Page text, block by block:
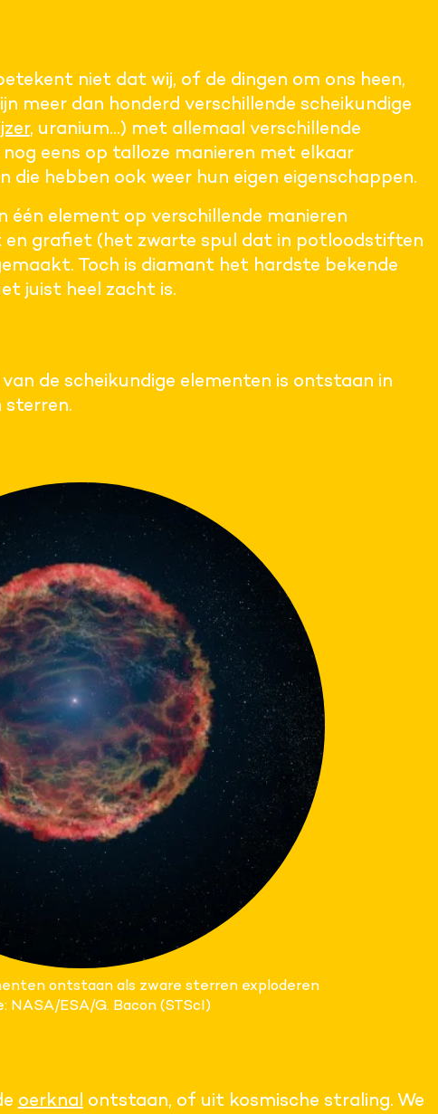
niet dat wij, of de dingen om ons heen,
meer dan honderd verschillende scheikundige
, uranium...) met allemaal verschillende
eens op talloze manieren met elkaar
hebben ook weer hun eigen eigenschappen.
één element op verschillende manieren
en grafiet (het zwarte spul dat in potloodstiften
Toch is diamant het hardste bekende
juist heel zacht is.
de scheikundige elementen is ontstaan in
ontstaan als zware sterren exploderen
NASA/ESA/G. Bacon (STScI)
oerknal ontstaan, of uit kosmische straling. We